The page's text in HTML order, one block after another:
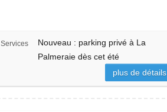
Services
Nouveau : parking privé à La
Palmeraie dès cet été
plus de détails